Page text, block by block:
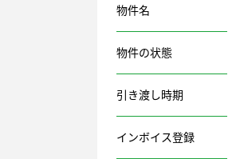
物件名
物件の状態
引き渡し時期
インボイス登録